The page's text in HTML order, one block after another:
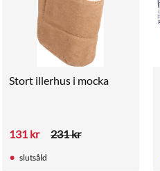
Stort illerhus i mocka
131 kr 231kr
slutsåld